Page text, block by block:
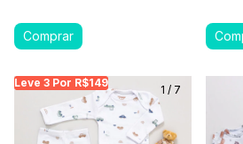
Leve 3 Por R$149
Leve 3 Por R$149
1 / 7